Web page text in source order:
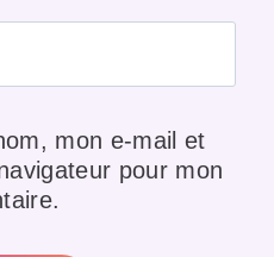
mon e-mail et
pour mon